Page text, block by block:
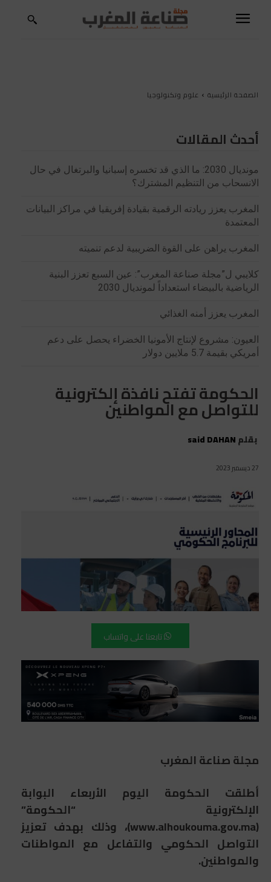
الصفحة الرئيسية علوم وتكنولوجيا
أحدث المقالات
مونديال 2030: ما الذي قد تخسره إسبانيا والبرتغال في حال
الانسحاب من التنظيم المشترك؟
المغرب يعزز ريادته الرقمية بقيادة إفريقيا في مراكز البيانات
المعتمدة
المغرب يراهن على القوة الضريبية لدعم تنميته
كلايبي ل”مجلة صناعة المغرب”: عين السبع تعزز البنية
الرياضية بالبيضاء استعداداً لمونديال 2030
المغرب يعزز أمنه الغذائي
العيون: مشروع لإنتاج الأمونيا الخضراء يحصل على دعم
أمريكي بقيمة 5.7 ملايين دولار
الحكومة تفتح نافذة إلكترونية
للتواصل مع المواطنين
بقلمsaid DAHAN
27 ديسمبر 2023
تابعنا على واتساب
مجلة صناعة المغرب
أطلقت الحكومة اليوم الأربعاء البوابة
الإلكترونية “الحكومة”
(www.alhoukouma.gov.ma)، وذلك بهدف تعزيز
التواصل الحكومي والتفاعل مع المواطنات
والمواطنين.